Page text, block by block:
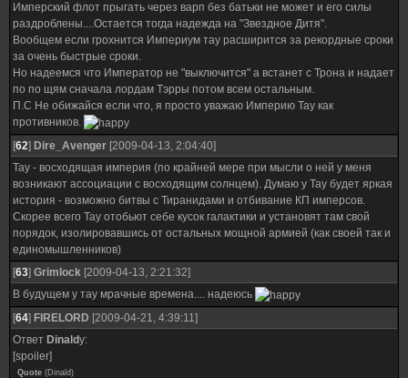
Имперский флот прыгать через варп без батьки не может и его силы
раздроблены....Остается тогда надежда на "Звездное Дитя".
Вообщем если грохнится Империум тау расширится за рекордные сроки
за очень быстрые сроки.
Но надеемся что Император не "выключится" а встанет с Трона и надает
по по щям сначала лордам Тэрры потом всем остальным.
П.С Не обижайся если что, я просто уважаю Империю Тау как
противников.
[62] Dire_Avenger [2009-04-13, 2:04:40]
Тау - восходящая империя (по крайней мере при мысли о ней у меня
возникают ассоциации с восходящим солнцем). Думаю у Тау будет яркая
история - возможно битвы с Тиранидами и отбивание КП имперсов.
Скорее всего Тау отобьют себе кусок галактики и установят там свой
порядок, изолировавшись от остальных мощной армией (как своей так и
единомышленников)
[63] Grimlock [2009-04-13, 2:21:32]
В будущем у тау мрачные времена.... надеюсь
[64] FIRELORD [2009-04-21, 4:39:11]
Ответ Dinaldу:
[spoiler]
Quote (Dinald)